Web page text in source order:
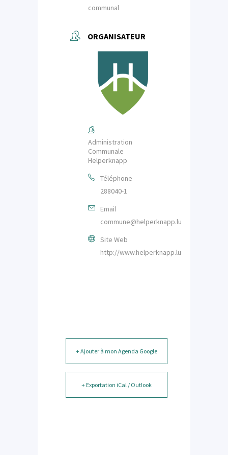
communal
ORGANISATEUR
Administration
Communale
Helperknapp
Téléphone
288040-1
Email
commune@helperknapp.lu
Site Web
http://www.helperknapp.lu
+ Ajouter à mon Agenda Google
+ Exportation iCal / Outlook